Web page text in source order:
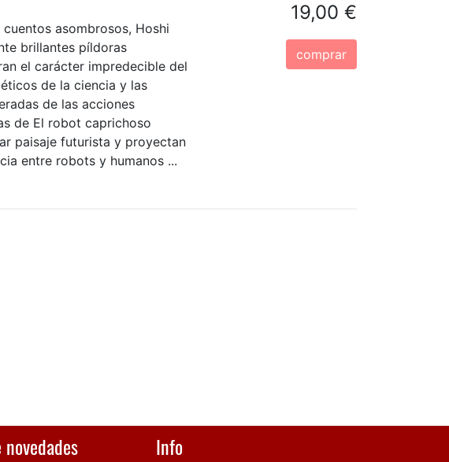
asombrosos, Hoshi
brillantes píldoras
el carácter impredecible del
de la ciencia y las
de las acciones
de El robot caprichoso
paisaje futurista y proyectan
entre robots y humanos ...
19,00 €
comprar
Info